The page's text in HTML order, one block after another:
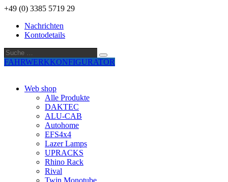
+49 (0) 3385 5719 29
Nachrichten
Kontodetails
Suche
…
Suche
FAHRWERKKONFIGURATOR
Web shop
Alle Produkte
DAKTEC
ALU-CAB
Autohome
EFS4x4
Lazer Lamps
UPRACKS
Rhino Rack
Rival
Twin Monotube